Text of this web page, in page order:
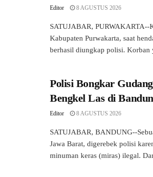
Editor 8 AGUSTUS 2026
SATUJABAR, PURWAKARTA--
Kabupaten Purwakarta, saat
berhasil diungkap polisi. Korban
Polisi Bongkar
Bengkel Las di
Editor 8 AGUSTUS 2026
SATUJABAR, BANDUNG--
Jawa Barat, digerebek polisi
minuman keras (miras) ilegal.